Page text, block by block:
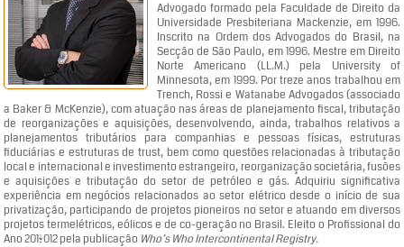
Advogado formado pela Faculdade de Direito da
Universidade Presbiteriana Mackenzie, em 1996.
Inscrito na Ordem dos Advogados do Brasil, na
Secção de São Paulo, em 1996. Mestre em Direito
Norte Americano (LL.M.) pela University of
Minnesota, em 1999. Por treze anos trabalhou em
Trench, Rossi e Watanabe Advogados (associado
a Baker & McKenzie), com atuação nas áreas de planejamento fiscal, tributação
de reorganizações e aquisições, desenvolvendo, ainda, trabalhos relativos a
planejamentos tributários para companhias e pessoas físicas, estruturas
fiduciárias e estruturas de trust, bem como questões relacionadas à tributação
local e internacional e investimento estrangeiro, reorganização societária, fusões
e aquisições e tributação do setor de petróleo e gás. Adquiriu significativa
experiência em negócios relacionados ao setor elétrico desde o início de sua
privatização, participando de projetos pioneiros no setor e atuando em diversos
projetos termelétricos, eólicos e de co-geração no Brasil. Eleito o Profissional do
Ano 2011/2012 pela publicação Who’s Who Intercontinental Registry.